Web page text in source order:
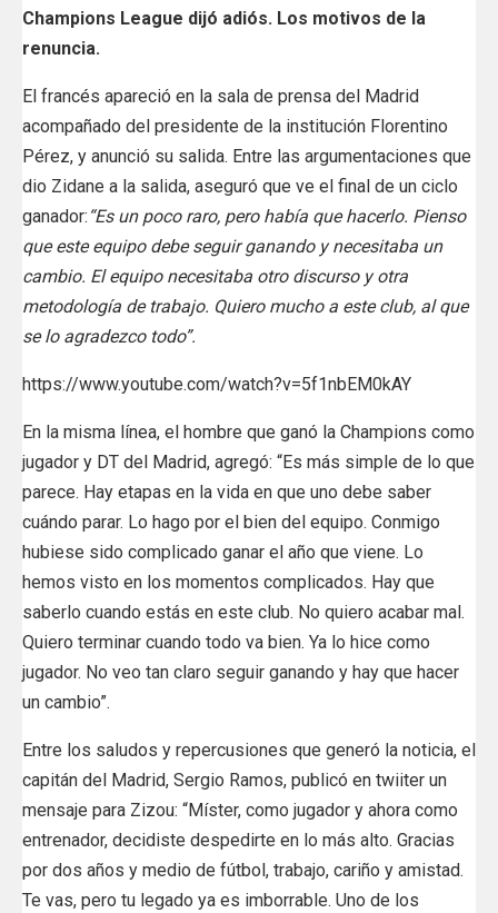
Champions League dijó adiós. Los motivos de la
renuncia.
El francés apareció en la sala de prensa del Madrid
acompañado del presidente de la institución Florentino
Pérez, y anunció su salida. Entre las argumentaciones que
dio Zidane a la salida, aseguró que ve el final de un ciclo
ganador: “Es un poco raro, pero había que hacerlo. Pienso
que este equipo debe seguir ganando y necesitaba un
cambio. El equipo necesitaba otro discurso y otra
metodología de trabajo. Quiero mucho a este club, al que
se lo agradezco todo”.
https://www.youtube.com/watch?v=5f1nbEM0kAY
En la misma línea, el hombre que ganó la Champions como
jugador y DT del Madrid, agregó: “Es más simple de lo que
parece. Hay etapas en la vida en que uno debe saber
cuándo parar. Lo hago por el bien del equipo. Conmigo
hubiese sido complicado ganar el año que viene. Lo
hemos visto en los momentos complicados. Hay que
saberlo cuando estás en este club. No quiero acabar mal.
Quiero terminar cuando todo va bien. Ya lo hice como
jugador. No veo tan claro seguir ganando y hay que hacer
un cambio”.
Entre los saludos y repercusiones que generó la noticia, el
capitán del Madrid, Sergio Ramos, publicó en twiiter un
mensaje para Zizou: “Míster, como jugador y ahora como
entrenador, decidiste despedirte en lo más alto. Gracias
por dos años y medio de fútbol, trabajo, cariño y amistad.
Te vas, pero tu legado ya es imborrable. Uno de los